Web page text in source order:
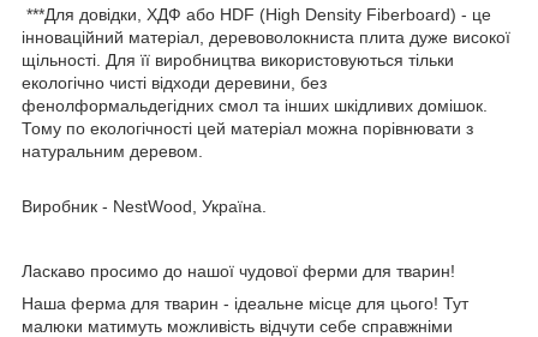
***Для довідки, ХДФ або HDF (High Density Fiberboard) - це
інноваційний матеріал, деревоволокниста плита дуже високої
щільності. Для її виробництва використовуються тільки
екологічно чисті відходи деревини, без
фенолформальдегідних смол та інших шкідливих домішок.
Тому по екологічності цей матеріал можна порівнювати з
натуральним деревом.
Виробник - NestWood, Україна.
Ласкаво просимо до нашої чудової ферми для тварин!
Наша ферма для тварин - ідеальне місце для цього! Тут
малюки матимуть можливість відчути себе справжніми